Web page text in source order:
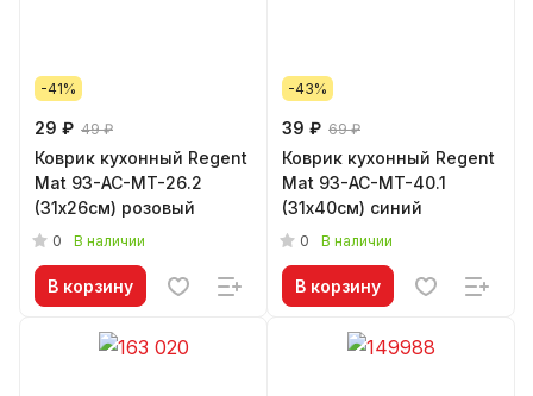
-41%
29 ₽ 49 ₽
Коврик кухонный Regent
Mat 93-AC-MT-26.2
(31х26см) розовый
0 В наличии
В корзину
-43%
39 ₽ 69 ₽
Коврик кухонный Regent
Mat 93-AC-MT-40.1
(31х40см) синий
0 В наличии
В корзину